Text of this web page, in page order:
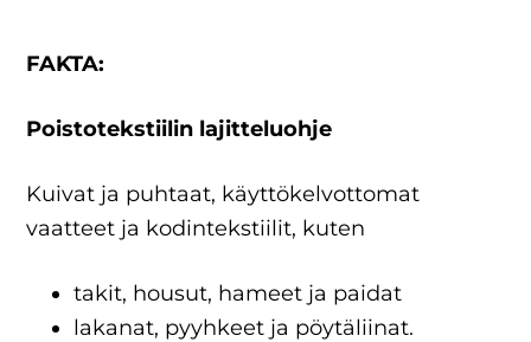
FAKTA:
Poistotekstiilin lajitteluohje
Kuivat ja puhtaat, käyttökelvottomat
vaatteet ja kodintekstiilit, kuten
takit, housut, hameet ja paidat
lakanat, pyyhkeet ja pöytäliinat.